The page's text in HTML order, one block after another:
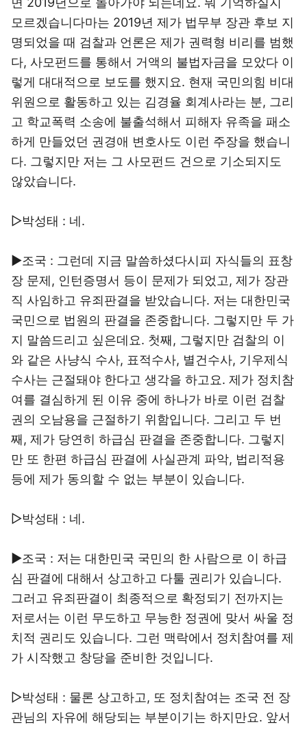
모르겠습니다마는 2019년 제가 법무부 장관 후보 지
명되었을 때 검찰과 언론은 제가 권력형 비리를 범했
다, 사모펀드를 통해서 거액의 불법자금을 모았다 이
렇게 대대적으로 보도를 했지요. 현재 국민의힘 비대
위원으로 활동하고 있는 김경율 회계사라는 분, 그리
고 학교폭력 소송에 불출석해서 피해자 유족을 패소
하게 만들었던 권경애 변호사도 이런 주장을 했습니
다. 그렇지만 저는 그 사모펀드 건으로 기소되지도
않았습니다.
▷박성태 : 네.
▶조국 : 그런데 지금 말씀하셨다시피 자식들의 표창
장 문제, 인턴증명서 등이 문제가 되었고, 제가 장관
직 사임하고 유죄판결을 받았습니다. 저는 대한민국
국민으로 법원의 판결을 존중합니다. 그렇지만 두 가
지 말씀드리고 싶은데요. 첫째, 그렇지만 검찰의 이
와 같은 사냥식 수사, 표적수사, 별건수사, 기우제식
수사는 근절돼야 한다고 생각을 하고요. 제가 정치참
여를 결심하게 된 이유 중에 하나가 바로 이런 검찰
권의 오남용을 근절하기 위함입니다. 그리고 두 번
째, 제가 당연히 하급심 판결을 존중합니다. 그렇지
만 또 한편 하급심 판결에 사실관계 파악, 법리적용
등에 제가 동의할 수 없는 부분이 있습니다.
▷박성태 : 네.
▶조국 : 저는 대한민국 국민의 한 사람으로 이 하급
심 판결에 대해서 상고하고 다툴 권리가 있습니다.
그러고 유죄판결이 최종적으로 확정되기 전까지는
저로서는 이런 무도하고 무능한 정권에 맞서 싸울 정
치적 권리도 있습니다. 그런 맥락에서 정치참여를 제
가 시작했고 창당을 준비한 것입니다.
▷박성태 : 물론 상고하고, 또 정치참여는 조국 전 장
관님의 자유에 해당되는 부분이기는 하지만요. 앞서